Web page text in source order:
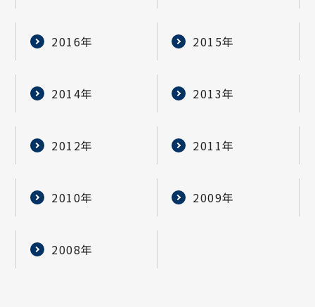
2016年 2015年
2014年 2013年
2012年 2011年
2010年 2009年
2008年